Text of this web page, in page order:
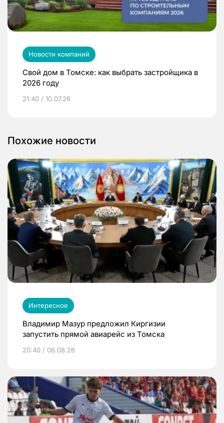
Новости компаний
Свой дом в Томске: как выбрать застройщика в
2026 году
21:40 / 10.07.26
Похожие новости
Интересное
Владимир Мазур предложил Киргизии
запустить прямой авиарейс из Томска
20:40 / 06.08.26